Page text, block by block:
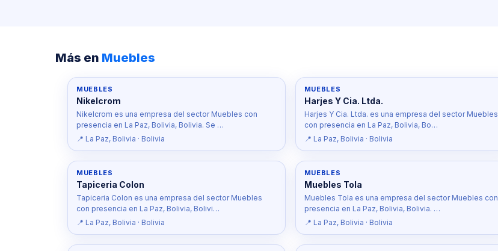
Más en Muebles
MUEBLES
Nikelcrom
Nikelcrom es una empresa del sector Muebles con
presencia en La Paz, Bolivia, Bolivia. Se …
📍 La Paz, Bolivia · Bolivia
MUEBLES
Harjes Y Cia. Ltda.
Harjes Y Cia. Ltda. es una empresa del sector Muebles
con presencia en La Paz, Bolivia, Bo…
📍 La Paz, Bolivia · Bolivia
MUEBLES
Tapiceria Colon
Tapiceria Colon es una empresa del sector Muebles
con presencia en La Paz, Bolivia, Bolivi…
📍 La Paz, Bolivia · Bolivia
MUEBLES
Muebles Tola
Muebles Tola es una empresa del sector Muebles con
presencia en La Paz, Bolivia, Bolivia. …
📍 La Paz, Bolivia · Bolivia